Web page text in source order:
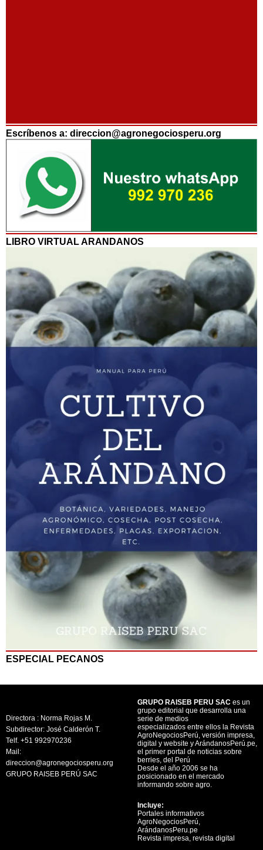
Escríbenos a: direccion@agronegociosperu.org
LIBRO VIRTUAL ARANDANOS
ESPECIAL PECANOS
Directora : Norma Rojas M.
Subdirector: José Calderón T.
Telf. +51 992970236
Mail:
direccion@agronegociosperu.org
GRUPO RAISEB PERÚ SAC
GRUPO RAISEB PERU SAC es un
grupo editorial que desarrolla una
serie de medios
especializados entre ellos la Revista
AgroNegociosPerú, versión impresa,
digital y website y ArándanosPerú.pe,
el primer portal de noticias sobre
berries, del Perú
Desde el año 2006 se ha
posicionado en el mercado
informando sobre agro.
Incluye:
Portales informativos
AgroNegociosPerú,
ArándanosPeru.pe
Revista impresa, revista digital